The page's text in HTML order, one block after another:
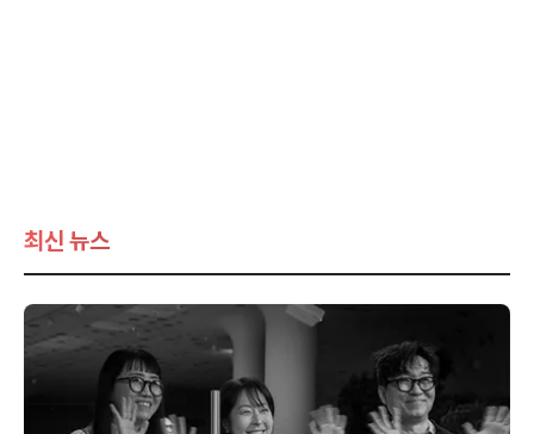
최신 뉴스